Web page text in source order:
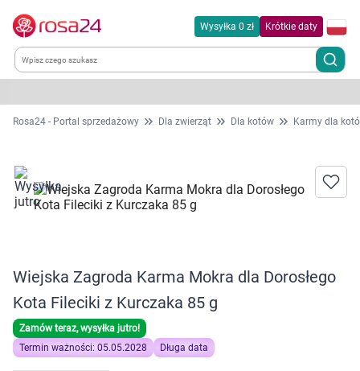
Wysyłka 0 zł Krótkie daty
Kategorie
Dla zwierząt
Zdrowie
Kobieta w ciąży i mama
Dziecko
Rosa24 - Portal sprzedażowy Dla zwierząt Dla kotów Karmy dla
Wiejska Zagroda Karma Mokra dla Dorosłego
Kota Fileciki z Kurczaka 85 g
Zamów teraz, wysyłka jutro!
Termin ważności: 05.05.2028
Długa data